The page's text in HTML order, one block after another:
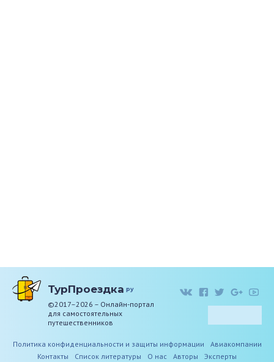
ТурПроездка ру
©2017–2026 – Онлайн-портал
для самостоятельных
путешественников
Политика конфиденциальности и защиты информации
Авиакомпании
Контакты
Список литературы О нас Авторы Эксперты